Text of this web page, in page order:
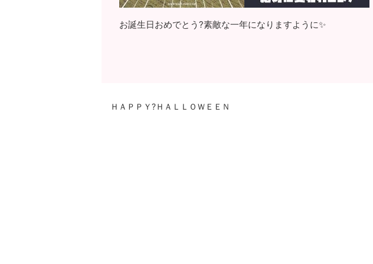
お誕生日おめでとう?素敵な一年になりますように✨
ＨＡＰＰＹ?ＨＡＬＬＯＷＥＥＮ